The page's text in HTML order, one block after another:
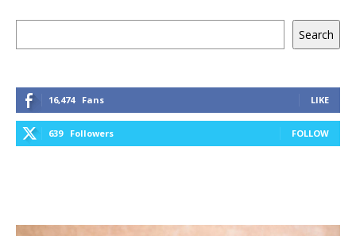
Search
16,474 Fans LIKE
639 Followers FOLLOW